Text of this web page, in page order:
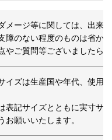
メージ等に関しては、出来
障のない程度のものは省か
やご質問等ございましたら
イズは生産国や年代、使用
表記サイズとともに実寸サ
お願いいたします。